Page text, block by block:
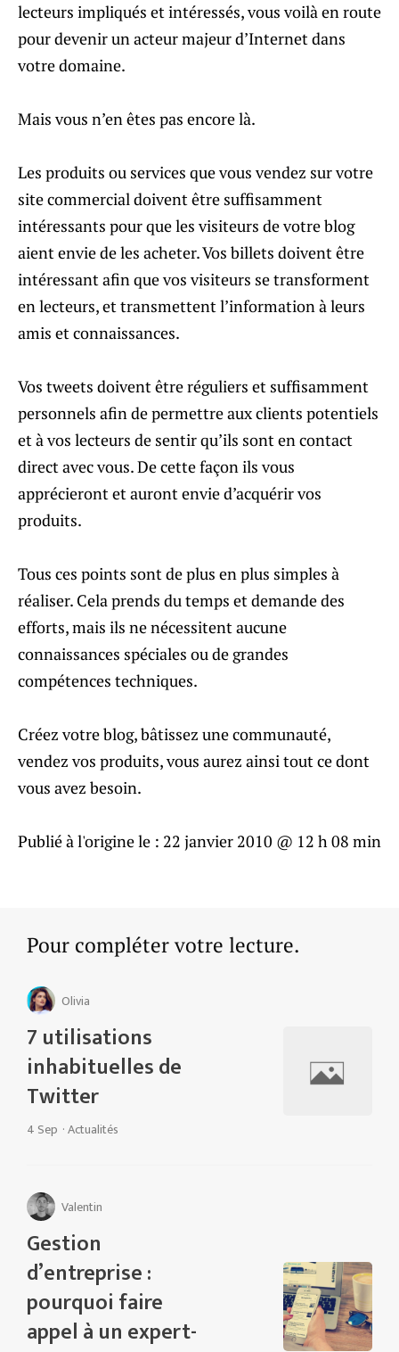
lecteurs impliqués et intéressés, vous voilà en route
pour devenir un acteur majeur d’Internet dans
votre domaine.
Mais vous n’en êtes pas encore là.
Les produits ou services que vous vendez sur votre
site commercial doivent être suffisamment
intéressants pour que les visiteurs de votre blog
aient envie de les acheter. Vos billets doivent être
intéressant afin que vos visiteurs se transforment
en lecteurs, et transmettent l’information à leurs
amis et connaissances.
Vos tweets doivent être réguliers et suffisamment
personnels afin de permettre aux clients potentiels
et à vos lecteurs de sentir qu’ils sont en contact
direct avec vous. De cette façon ils vous
apprécieront et auront envie d’acquérir vos
produits.
Tous ces points sont de plus en plus simples à
réaliser. Cela prends du temps et demande des
efforts, mais ils ne nécessitent aucune
connaissances spéciales ou de grandes
compétences techniques.
Créez votre blog, bâtissez une communauté,
vendez vos produits, vous aurez ainsi tout ce dont
vous avez besoin.
Publié à l'origine le : 22 janvier 2010 @ 12 h 08 min
Pour compléter votre lecture.
Olivia
7 utilisations
inhabituelles de
Twitter
4 Sep ·Actualités
Valentin
Gestion
d’entreprise :
pourquoi faire
appel à un expert-